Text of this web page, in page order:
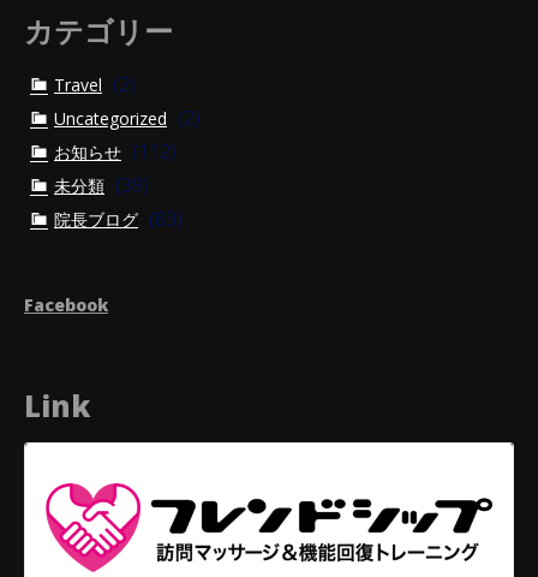
カテゴリー
Travel (2)
Uncategorized (2)
お知らせ (112)
未分類 (39)
院長ブログ (83)
Facebook
Link